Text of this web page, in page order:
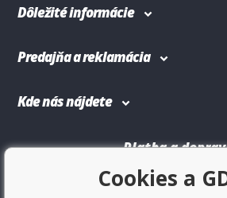
Dôležité informácie
Predajňa a reklamácia
Kde nás nájdete
Platba a
Cookies a